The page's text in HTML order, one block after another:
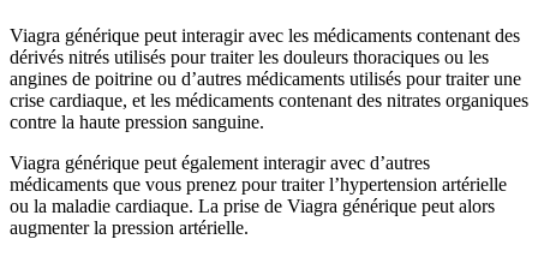
Viagra générique peut interagir avec les médicaments contenant des
dérivés nitrés utilisés pour traiter les douleurs thoraciques ou les
angines de poitrine ou d’autres médicaments utilisés pour traiter une
crise cardiaque, et les médicaments contenant des nitrates organiques
contre la haute pression sanguine.
Viagra générique peut également interagir avec d’autres
médicaments que vous prenez pour traiter l’hypertension artérielle
ou la maladie cardiaque. La prise de Viagra générique peut alors
augmenter la pression artérielle.